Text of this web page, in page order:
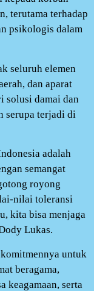
terutama terhadap
psikologis dalam
seluruh elemen
dan aparat
solusi damai dan
serupa terjadi di
adalah
semangat
royong
nilai toleransi
kita bisa menjaga
Lukas.
untuk
beragama,
keagamaan, serta